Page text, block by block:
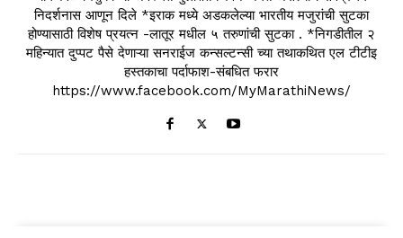
निदर्शनास आणून दिले *इराक मध्ये अडकलेल्या भारतीय मजुरांची सुटका
होण्यासाठी विशेष प्रयत्न -लातूर मधील ५ तरुणांची सुटका . *निगडीतील २
महिन्यात दुप्पट पैसे देणाऱ्या सनराईज कन्सल्टन्सी च्या तथाकथित एल टीटीइ
हस्तकाचा पर्दाफाश-संबधित फरार
https://www.facebook.com/MyMarathiNews/